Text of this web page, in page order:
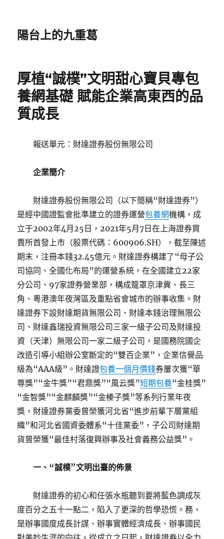
陽台上的九重葛
厚植“誠樸”文明甜心寶貝專包
養網基礎 賦能企業高東西的品
質成長
報送單元：財達證券股份無限公司
企業簡介
財達證券股份無限公司（以下簡稱“財達證券”）
是經中國證監會批準建立的證券運營包養網機構，成
立于2002年4月25日，2021年5月7日在上海證券買
賣所首發上市（股票代碼：600906.SH），截至陳述
期末，注冊本錢32.45億元。財達證券構建了“母子公
司協同、全國化布局”的運營系統，在全國建立22家
分公司、97家證券營業部，構成籠罩京津冀、長三
角、粵港澳年夜灣區及重點省會城市的辦事收集。財
達證券下設財達期貨無限公司、財達本錢治理無限公
司、財達鑫瑞投資無限公司三家一級子公司及財達投
資（天津）無限公司一家二級子公司，是國務院國企
改造引導小組辦公室斷定的“雙百企業”，企業信譽品
級為“AAA級”。財達證包養一個月價錢券屢次獲“華
尊獎”“金牛獎”“君鼎獎”“風云獎”短期包養“金桂獎”
“金智獎”“金麒麟獎”“金榛子獎”等系列行業年夜
獎，財達證券黨委曾榮獲河北省“進步前輩下層黨組
織”和河北省國資委體系“十佳黨委”，子公司財達期
貨曾榮獲“最佳村落復興辦事及社會義務公益獎”。
一、“誠樸”文明出臺的佈景
財達證券的初心和任張水瓶聽到要將藍色調成灰
度百分之五十一點二，陷入了更深的哲學恐慌。務，
是辦事國度成長計謀、辦事實體經濟成長、辦事國民